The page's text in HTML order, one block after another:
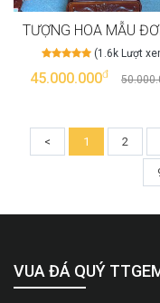
(1.6k Lượt
45.000.000đ
< 1 2
VUA ĐÁ QUÝ